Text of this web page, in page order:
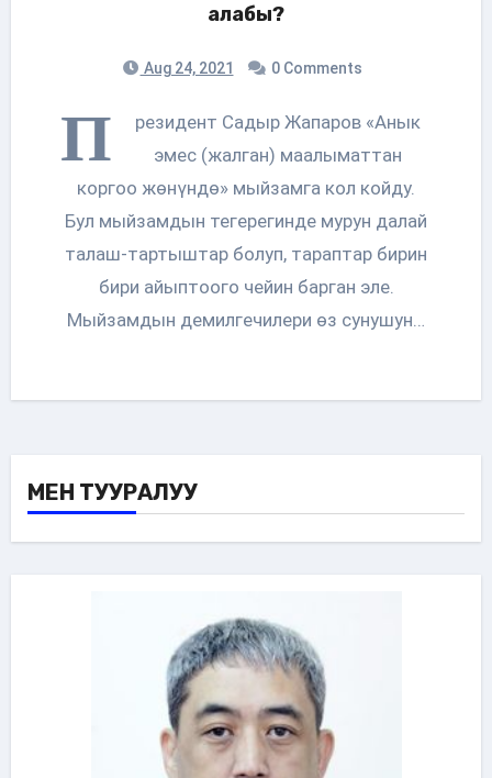
алабы?
Aug 24, 2021 0 Comments
П
резидент Садыр Жапаров «Анык
эмес (жалган) маалыматтан
коргоо жөнүндө» мыйзамга кол койду.
Бул мыйзамдын тегерегинде мурун далай
талаш-тартыштар болуп, тараптар бирин
бири айыптоого чейин барган эле.
Мыйзамдын демилгечилери өз сунушун…
МЕН ТУУРАЛУУ